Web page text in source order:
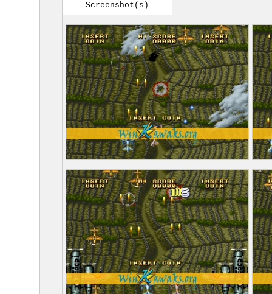
Screenshot(s)